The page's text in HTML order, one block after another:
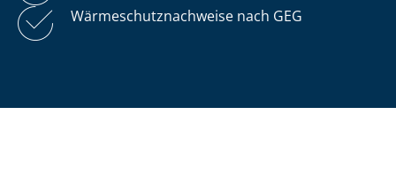
Wär­me­schutz­nach­wei­se nach GEG